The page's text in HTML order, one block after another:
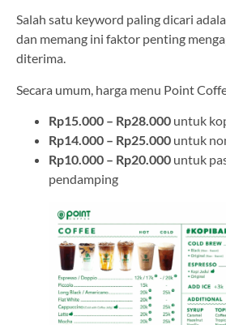
Salah satu keyword paling dicari
dan memang ini faktor penting
diterima.
Secara umum, harga menu Point
Rp15.000 – Rp28.000 untuk
Rp14.000 – Rp25.000 untuk
Rp10.000 – Rp20.000 untuk
pendamping